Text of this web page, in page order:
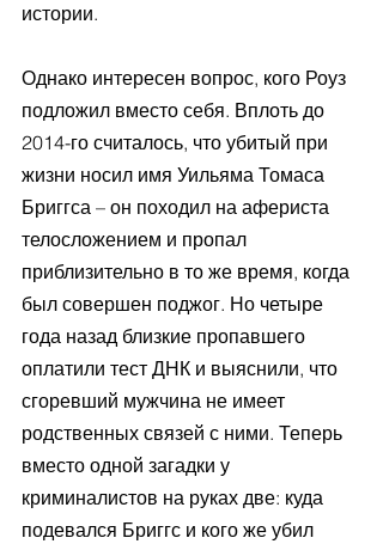
истории.
Однако интересен вопрос, кого Роуз
подложил вместо себя. Вплоть до
2014-го считалось, что убитый при
жизни носил имя Уильяма Томаса
Бриггса – он походил на афериста
телосложением и пропал
приблизительно в то же время, когда
был совершен поджог. Но четыре
года назад близкие пропавшего
оплатили тест ДНК и выяснили, что
сгоревший мужчина не имеет
родственных связей с ними. Теперь
вместо одной загадки у
криминалистов на руках две: куда
подевался Бриггс и кого же убил